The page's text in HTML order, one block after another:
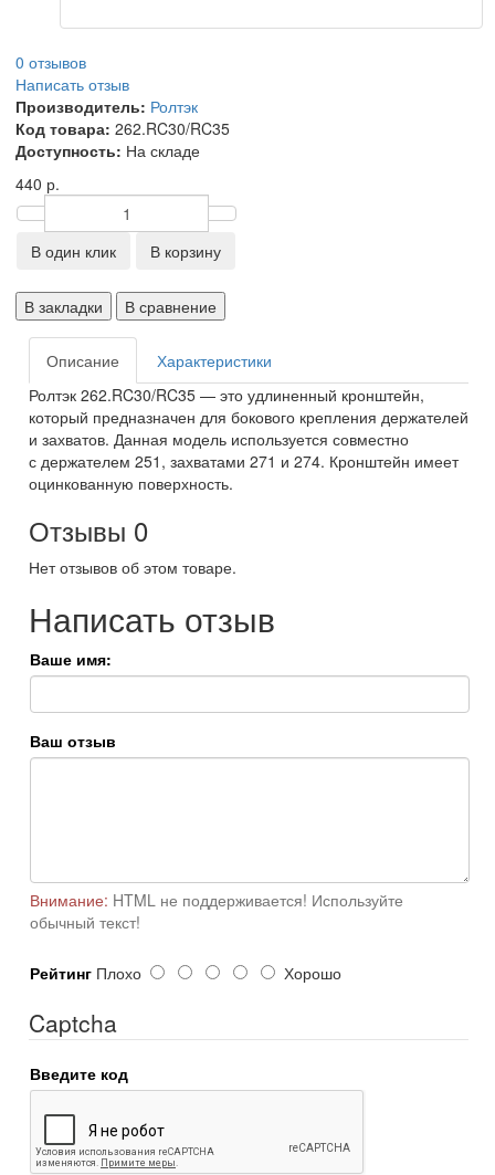
0 отзывов
Написать отзыв
Производитель: Ролтэк
Код товара: 262.RC30/RC35
Доступность: На складе
440 р.
В один клик В корзину
В закладки В сравнение
Описание
Характеристики
Ролтэк 262.RC30/RC35 — это удлиненный кронштейн,
который предназначен для бокового крепления держателей
и захватов. Данная модель используется совместно
с держателем 251, захватами 271 и 274. Кронштейн имеет
оцинкованную поверхность.
Отзывы 0
Нет отзывов об этом товаре.
Написать отзыв
Ваше имя:
Ваш отзыв
Внимание: HTML не поддерживается! Используйте
обычный текст!
Рейтинг Плохо Хорошо
Captcha
Введите код